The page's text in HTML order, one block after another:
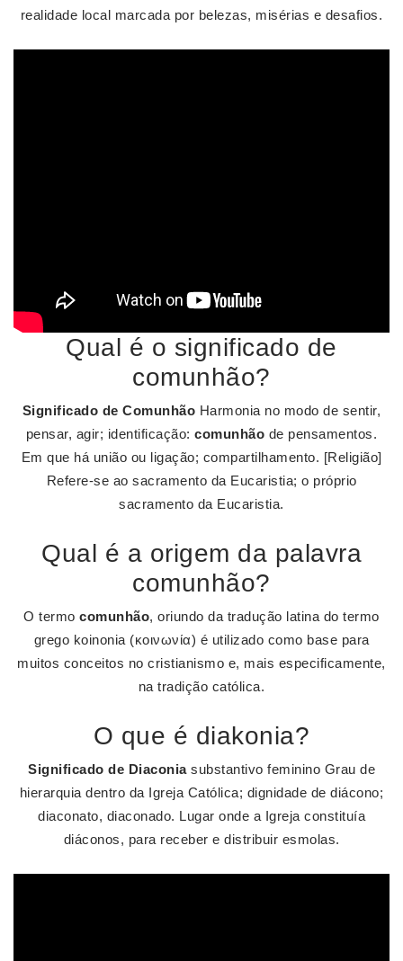
realidade local marcada por belezas, misérias e desafios.
Qual é o significado de
comunhão?
Significado de Comunhão Harmonia no modo de sentir,
pensar, agir; identificação:comunhão de pensamentos.
Em que há união ou ligação; compartilhamento. [Religião]
Refere-se ao sacramento da Eucaristia; o próprio
sacramento da Eucaristia.
Qual é a origem da palavra
comunhão?
O termocomunhão, oriundo da tradução latina do termo
grego koinonia (κοινωνία) é utilizado como base para
muitos conceitos no cristianismo e, mais especificamente,
na tradição católica.
O que é diakonia?
Significado de Diaconiasubstantivo feminino Grau de
hierarquia dentro da Igreja Católica; dignidade de diácono;
diaconato, diaconado. Lugar onde a Igreja constituía
diáconos, para receber e distribuir esmolas.